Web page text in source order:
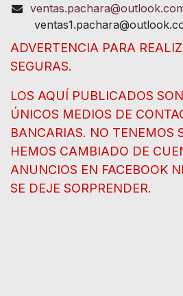
ADVERTENCIA PARA
SEGURAS.
LOS AQUÍ PUBLICADOS
ÚNICOS MEDIOS DE
BANCARIAS. NO TENEMOS
HEMOS CAMBIADO DE
ANUNCIOS EN FACEBOOK
SE DEJE SORPRENDER.